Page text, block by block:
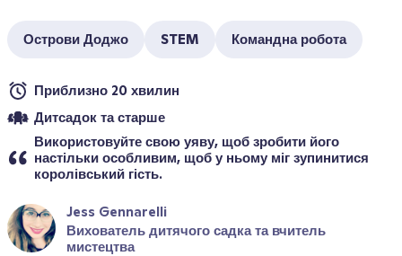
Острови Доджо STEM Командна робота
Приблизно 20 хвилин
Дитсадок та старше
Використовуйте свою уяву, щоб зробити його
настільки особливим, щоб у ньому міг зупинитися
королівський гість.
Jess Gennarelli
Вихователь дитячого садка та вчитель
мистецтва